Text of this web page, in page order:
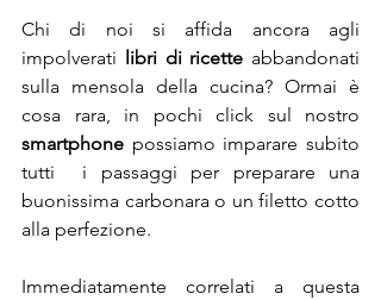
Chi di noi si affida ancora agli
impolverati libri di ricette abbandonati
sulla mensola della cucina? Ormai è
smartphone possiamo imparare subito
tutti  i passaggi per preparare una
buonissima carbonara o un filetto cotto
alla perfezione.
Immediatamente correlati a questa